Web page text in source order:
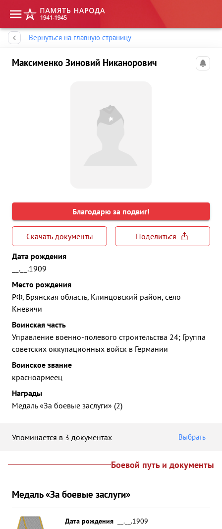
Вернуться на главную страницу
Максименко Зиновий Никанорович
Благодарю за подвиг!
Скачать документы
Поделиться
Дата рождения
__.__.1909
Место рождения
РФ, Брянская область, Клинцовский район, село
Кневичи
Воинская часть
Управление военно-полевого строительства 24; Группа
советских оккупационных войск в Германии
Воинское звание
красноармеец
Награды
Медаль «За боевые заслуги» (2)
Упоминается в 3 документах Выбрать
Боевой путь и документы
Медаль «За боевые заслуги»
Дата рождения
__.__.1909
Память народа